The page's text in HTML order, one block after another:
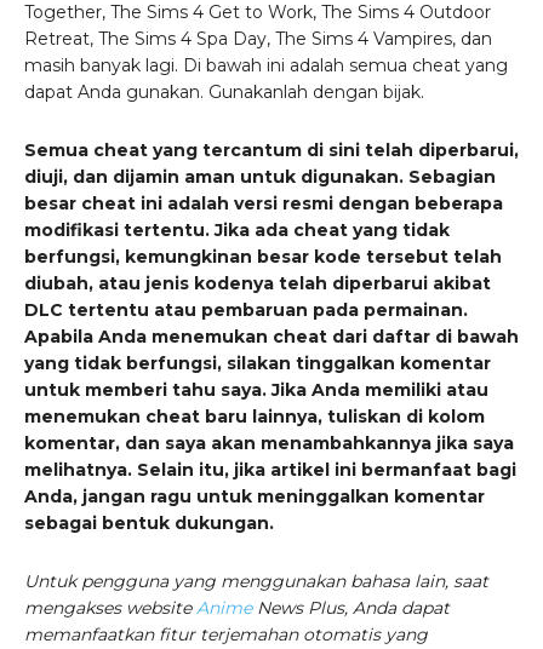
Together, The Sims 4 Get to Work, The Sims 4 Outdoor
Retreat, The Sims 4 Spa Day, The Sims 4 Vampires, dan
masih banyak lagi. Di bawah ini adalah semua cheat yang
dapat Anda gunakan. Gunakanlah dengan bijak.
Semua cheat yang tercantum di sini telah diperbarui,
diuji, dan dijamin aman untuk digunakan. Sebagian
besar cheat ini adalah versi resmi dengan beberapa
modifikasi tertentu. Jika ada cheat yang tidak
berfungsi, kemungkinan besar kode tersebut telah
diubah, atau jenis kodenya telah diperbarui akibat
DLC tertentu atau pembaruan pada permainan.
Apabila Anda menemukan cheat dari daftar di bawah
yang tidak berfungsi, silakan tinggalkan komentar
untuk memberi tahu saya. Jika Anda memiliki atau
menemukan cheat baru lainnya, tuliskan di kolom
komentar, dan saya akan menambahkannya jika saya
melihatnya. Selain itu, jika artikel ini bermanfaat bagi
Anda, jangan ragu untuk meninggalkan komentar
sebagai bentuk dukungan.
Untuk pengguna yang menggunakan bahasa lain, saat
mengakses websiteAnimeNews Plus, Anda dapat
memanfaatkan fitur terjemahan otomatis yang